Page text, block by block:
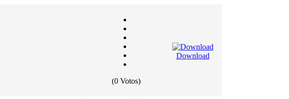
(0 Votos)
Download